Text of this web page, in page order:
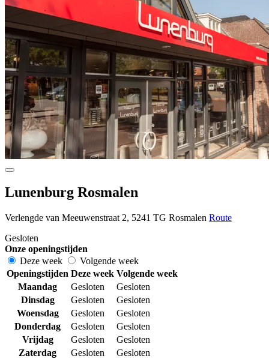
Lunenburg Rosmalen
Verlengde van Meeuwenstraat 2, 5241 TG Rosmalen Route
Gesloten
Onze openingstijden
Deze week
Volgende week
Openingstijden Deze week Volgende week
Maandag
Gesloten
Gesloten
Dinsdag
Gesloten
Gesloten
Woensdag
Gesloten
Gesloten
Donderdag
Gesloten
Gesloten
Vrijdag
Gesloten
Gesloten
Zaterdag
Gesloten
Gesloten